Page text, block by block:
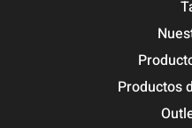
Productos